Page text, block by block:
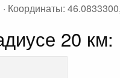
Координаты:
20 км: